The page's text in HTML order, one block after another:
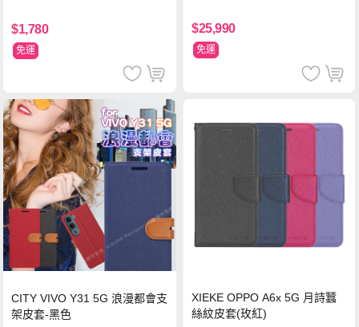
$1,780
免運
$25,990
免運
CITY VIVO Y31 5G 浪漫都會支
架皮套-黑色
XIEKE OPPO A6x 5G 月詩蠶
絲紋皮套(玫紅)